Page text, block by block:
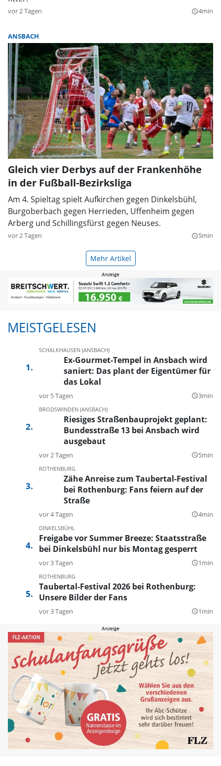
vor 2 Tagen query_builder4min
ANSBACH
Gleich vier Derbys auf der Frankenhöhe
in der Fußball-Bezirksliga
Am 4. Spieltag spielt Aufkirchen gegen Dinkelsbühl,
Burgoberbach gegen Herrieden, Uffenheim gegen
Arberg und Schillingsfürst gegen Neuses.
vor 2 Tagen query_builder5min
Mehr Artikel
MEISTGELESEN
SCHALKHAUSEN (ANSBACH)
Ex-Gourmet-Tempel in Ansbach wird
saniert: Das plant der Eigentümer für
das Lokal
vor 5 Tagen query_builder3min
BRODSWINDEN (ANSBACH)
Riesiges Straßenbauprojekt geplant:
Bundesstraße 13 bei Ansbach wird
ausgebaut
vor 2 Tagen query_builder5min
ROTHENBURG
Zähe Anreise zum Taubertal-Festival
bei Rothenburg: Fans feiern auf der
Straße
vor 4 Tagen query_builder4min
DINKELSBÜHL
Freigabe vor Summer Breeze: Staatsstraße
bei Dinkelsbühl nur bis Montag gesperrt
vor 3 Tagen query_builder1min
ROTHENBURG
Taubertal-Festival 2026 bei Rothenburg:
Unsere Bilder der Fans
vor 3 Tagen query_builder1min